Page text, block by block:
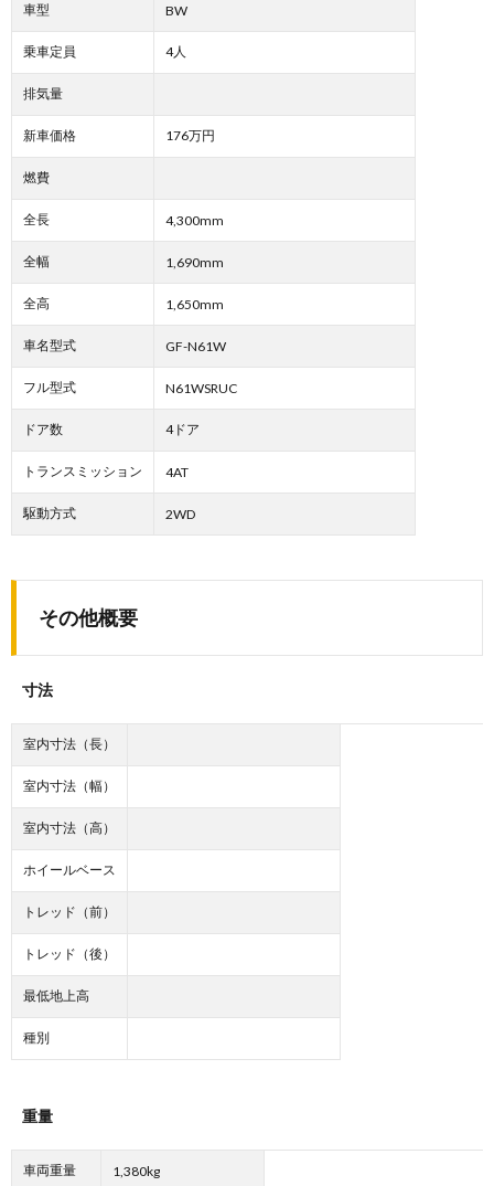
車型 BW
乗車定員 4人
排気量
新車価格 176万円
燃費
全長 4,300mm
全幅 1,690mm
全高 1,650mm
車名型式 GF-N61W
フル型式 N61WSRUC
ドア数 4ドア
トランスミッション 4AT
駆動方式 2WD
その他概要
寸法
室内寸法（長）
室内寸法（幅）
室内寸法（高）
ホイールベース
トレッド（前）
トレッド（後）
最低地上高
種別
重量
車両重量 1,380kg